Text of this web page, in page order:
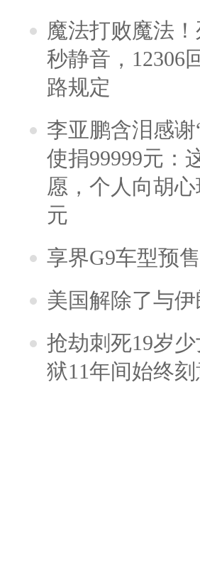
魔法打败魔法
秒静音，12306
路规定
李亚鹏含泪感
使捐99999元：
愿，个人向胡
元
享界G9车型预
美国解除了与
抢劫刺死19岁
狱11年间始终